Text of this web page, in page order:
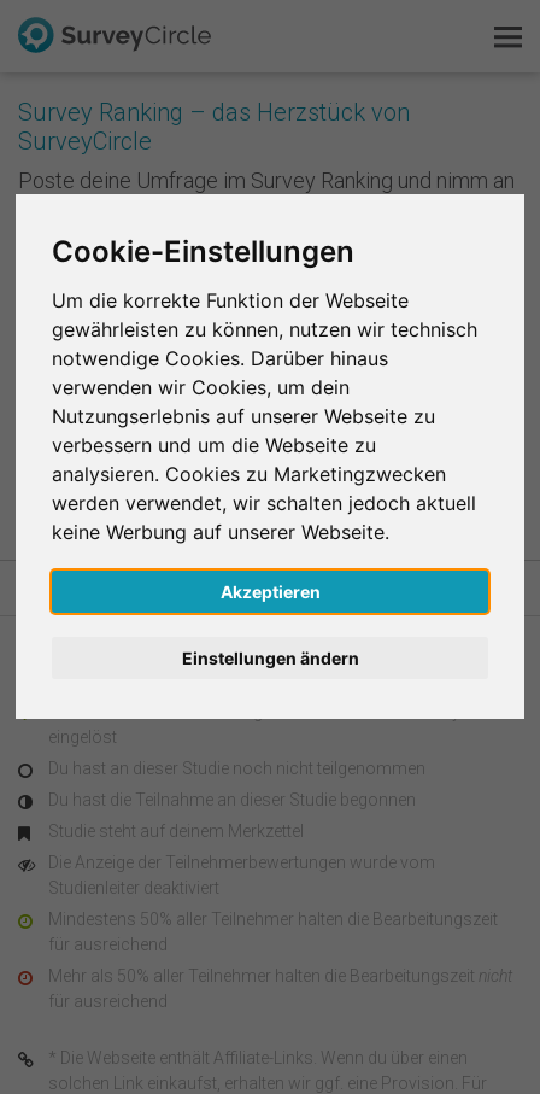
Cookie-Einstellungen
Um die korrekte Funktion der Webseite
gewährleisten zu können, nutzen wir technisch
notwendige Cookies. Darüber hinaus
verwenden wir Cookies, um dein
Nutzungserlebnis auf unserer Webseite zu
verbessern und um die Webseite zu
analysieren. Cookies zu Marketingzwecken
werden verwendet, wir schalten jedoch aktuell
keine Werbung auf unserer Webseite.
Akzeptieren
Einstellungen ändern
Survey Ranking – das Herzstück von
SurveyCircle
Poste deine Umfrage im Survey Ranking und nimm an
deiner Studie im Survey Ranking. Je besser deine
deiner Studie teil. Anders formuliert: Je mehr du
andere unterstützt, desto mehr Unterstützung
bekommst du zurück.
Registriere dich kostenlos, um bei SurveyCircle
Studienteilnehmer zu finden und spannende
Forschungsprojekte zu unterstützen.
Region 1 R 4
eingelöst
Du hast an dieser Studie noch nicht teilgenommen
Du hast die Teilnahme an dieser Studie begonnen
Studie steht auf deinem Merkzettel
Die Anzeige der Teilnehmerbewertungen wurde vom
Studienleiter deaktiviert
Mindestens 50% aller Teilnehmer halten die Bearbeitungszeit
für ausreichend
Mehr als 50% aller Teilnehmer halten die Bearbeitungszeit nicht
für ausreichend
* Die Webseite enthält Affiliate-Links. Wenn du über einen
solchen Link einkaufst, erhalten wir ggf. eine Provision. Für
Forschung entdecken
FAQ
Kostenlos registrieren
Anmelden
English
Nederlands